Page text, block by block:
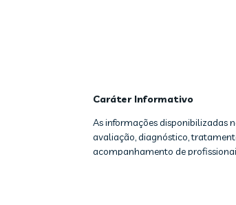
Caráter Informativo
As informações disponibilizadas
avaliação, diagnóstico,
acompanhamento de